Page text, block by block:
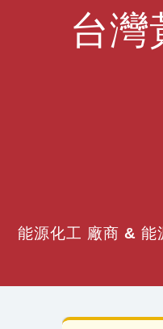
台灣
能源化工 廠商 & 能